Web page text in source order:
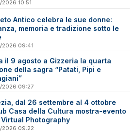
10:51
Antico celebra le sue donne:
memoria e tradizione sotto le
09:41
il 9 agosto a Gizzeria la quarta
della sagra “Patati, Pipi e
09:27
dal 26 settembre al 4 ottobre
Casa della Cultura mostra-evento
Photography
09:22